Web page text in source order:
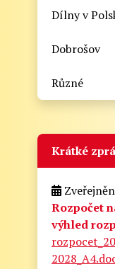
Dílny v
Dobrošov
Různé
Krátké
Rozpočet
výhled